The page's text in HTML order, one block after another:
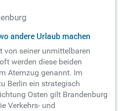
andere Urlaub machen
von seiner unmittelbaren
werden diese beiden
Atemzug genannt. Im
Berlin ein strategisch
Osten gilt Brandenburg
Verkehrs- und